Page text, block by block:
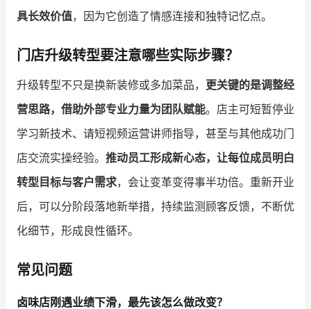
具长效价值，因为它创造了情感连接和独特记忆点。
门店升级转型要注意哪些实际步骤？
升级转型不只是换新装修或多加菜品， 更关键的是调整经
营思路，借助外部专业力量为团队赋能。店主可短暂停业
学习新技术、请短视频运营讲师指导，甚至与其他成功门
店交流实操经验。 推动员工形成新心态，让每位成员明白
转型目标与客户需求，会让变革变得事半功倍。重新开业
后，可以分阶段落地新举措，持续监测顾客反馈，不断优
化细节，形成良性循环。
常见问题
卤味店刚遇业绩下滑，最先该怎么做改变？